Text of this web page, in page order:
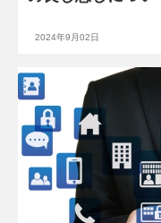
2024年9月02日